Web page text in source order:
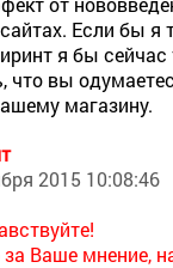
Если бы
я бы
вы
магазину.
2015 10:08:46
Ваше мнение,